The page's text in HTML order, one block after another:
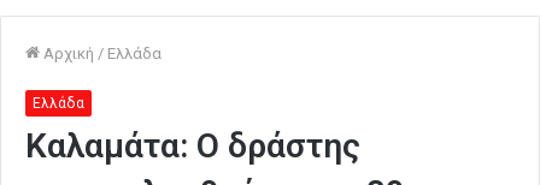
Αρχική / Ελλάδα
Ελλάδα
Καλαμάτα: Ο δράστης